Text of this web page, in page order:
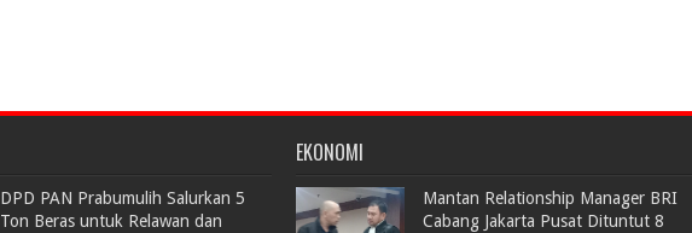
DPD PAN Prabumulih Salurkan 5
Ton Beras untuk Relawan dan
EKONOMI
Mantan Relationship Manager BRI
Cabang Jakarta Pusat Dituntut 8